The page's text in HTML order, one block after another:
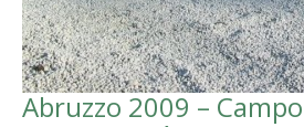
Abruzzo 2009 –